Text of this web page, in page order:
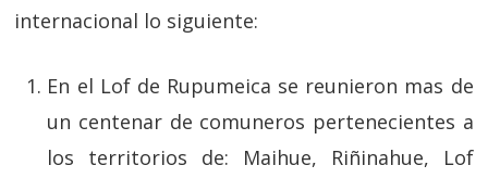
internacional lo siguiente:
En el Lof de Rupumeica se reunieron mas de
un centenar de comuneros pertenecientes a
los territorios de: Maihue, Riñinahue, Lof